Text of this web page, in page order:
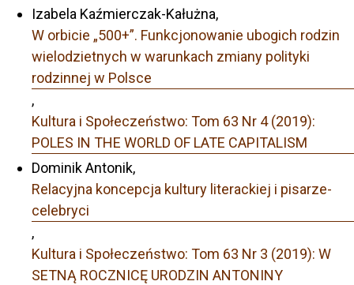
Izabela Kaźmierczak-Kałużna,
W orbicie „500+”. Funkcjonowanie ubogich rodzin
wielodzietnych w warunkach zmiany polityki
rodzinnej w Polsce
,
Kultura i Społeczeństwo: Tom 63 Nr 4 (2019):
POLES IN THE WORLD OF LATE CAPITALISM
Dominik Antonik,
Relacyjna koncepcja kultury literackiej i pisarze-
celebryci
,
Kultura i Społeczeństwo: Tom 63 Nr 3 (2019): W
SETNĄ ROCZNICĘ URODZIN ANTONINY